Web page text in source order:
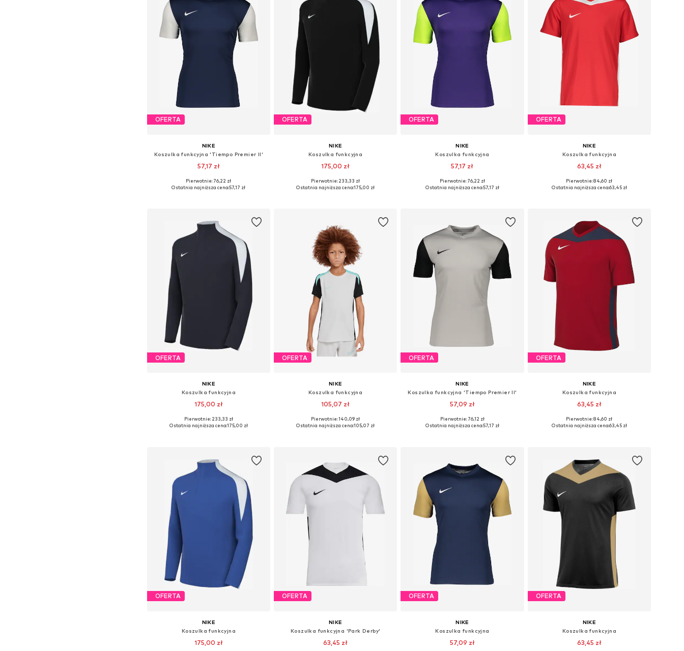
OFERTA
NIKE
Koszulka funkcyjna 'Tiempo Premier II'
57,17 zł
+10
Dostępne rozmiary: 122-128, 128, 134, 146
Pierwotnie: 76,22 zł
Ostatnia najniższa cena:57,17 zł
OFERTA
NIKE
Koszulka funkcyjna
175,00 zł
+2
Dostępne rozmiary: 122-128, 128, 134
Pierwotnie: 233,33 zł
Ostatnia najniższa cena:175,00 zł
OFERTA
NIKE
Koszulka funkcyjna
57,17 zł
+10
Dostępne w różnych rozmiarach
Pierwotnie: 76,22 zł
Ostatnia najniższa cena:57,17 zł
OFERTA
NIKE
Koszulka funkcyjna
63,45 zł
+8
Dostępne rozmiary: 122-128, 128, 146, 158
Pierwotnie: 84,60 zł
Ostatnia najniższa cena:63,45 zł
OFERTA
NIKE
Koszulka funkcyjna
175,00 zł
+2
Dostępne w różnych rozmiarach
Pierwotnie: 233,33 zł
Ostatnia najniższa cena:175,00 zł
OFERTA
NIKE
Koszulka funkcyjna
105,07 zł
Dostępne rozmiary: 122-128, 134
Pierwotnie: 140,09 zł
Ostatnia najniższa cena:105,07 zł
OFERTA
NIKE
Koszulka funkcyjna 'Tiempo Premier II'
57,09 zł
+10
Dostępne rozmiary: 122-128, 158
Pierwotnie: 76,12 zł
Ostatnia najniższa cena:57,17 zł
OFERTA
NIKE
Koszulka funkcyjna
63,45 zł
+8
Dostępne w różnych rozmiarach
Pierwotnie: 84,60 zł
Ostatnia najniższa cena:63,45 zł
OFERTA
NIKE
Koszulka funkcyjna
175,00 zł
OFERTA
NIKE
Koszulka funkcyjna 'Park Derby'
63,45 zł
OFERTA
NIKE
Koszulka funkcyjna
57,09 zł
OFERTA
NIKE
Koszulka funkcyjna
63,45 zł